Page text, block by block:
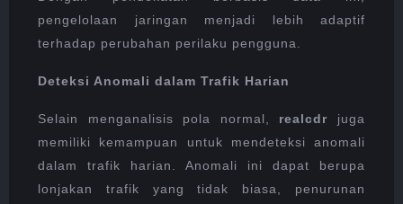
pengelolaan jaringan menjadi lebih adaptif
terhadap perubahan perilaku pengguna.
Deteksi Anomali dalam Trafik Harian
Selain menganalisis pola normal, realcdr juga
memiliki kemampuan untuk mendeteksi anomali
dalam trafik harian. Anomali ini dapat berupa
lonjakan trafik yang tidak biasa, penurunan